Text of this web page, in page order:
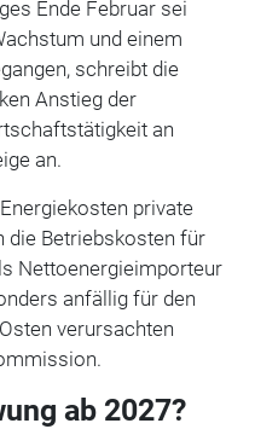
Ende Februar sei
und einem
schreibt die
Anstieg der
an
an.
private
die Betriebskosten für
Nettoenergieimporteur
anfällig für den
verursachten
ab 2027?